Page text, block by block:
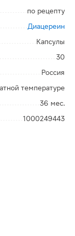
по рецепту
Диацереин
Капсулы
30
Россия
температуре
36 мес.
1000249443